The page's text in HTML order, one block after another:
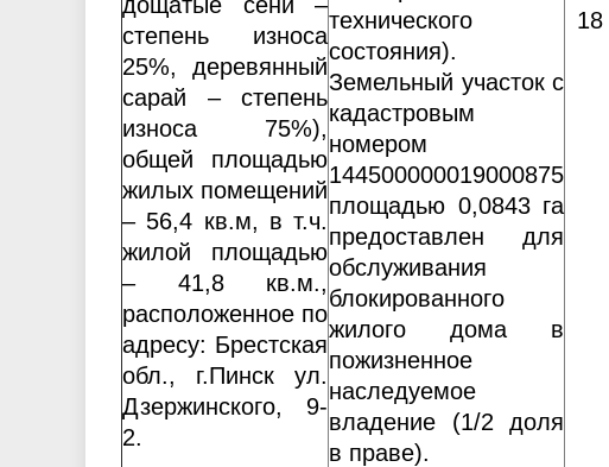
степень износа
25%, деревянный
сарай – степень
износа 75%),
общей площадью
жилых помещений
– 56,4 кв.м, в т.ч.
жилой площадью
– 41,8 кв.м.,
расположенное по
адресу: Брестская
обл., г.Пинск ул.
Дзержинского, 9-
2.
технического
состояния).
Земельный участок с
кадастровым
номером
144500000019000875
площадью 0,0843 га
предоставлен для
обслуживания
блокированного
жилого дома в
пожизненное
наследуемое
владение (1/2 доля
в праве).
18